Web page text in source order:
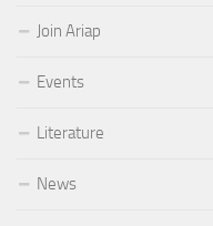
Join Ariap
Events
Literature
News